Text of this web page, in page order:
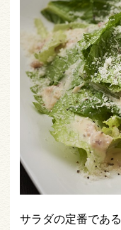
サラダの定番である